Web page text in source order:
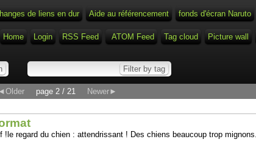
de liens en dur Aide au référencement
fonds d'écran Naruto
Home Login RSS Feed ATOM Feed Tag cloud Picture wall
◄Older page 2 / 21
Newer►
regard du chien : attendrissant ! Des chiens beaucoup trop